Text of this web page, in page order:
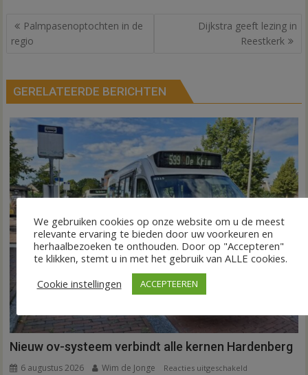
Bericht
navigatie
Palmpasenoptochten in de
regio
Dijkstra geeft lezing in
Reestkerk
GERELATEERDE BERICHTEN
Nieuw ov-systeem verbindt alle kernen Hardenberg
6 augustus 2026 Wim de Jonge Reacties uitgeschakeld
We gebruiken cookies op onze website om u de meest
relevante ervaring te bieden door uw voorkeuren en
herhaalbezoeken te onthouden. Door op "Accepteren"
te klikken, stemt u in met het gebruik van ALLE cookies.
Cookie instellingen
ACCEPTEEREN